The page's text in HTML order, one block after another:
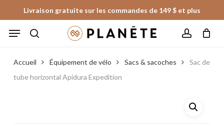
to
main
Livraison gratuite sur les commandes de 149 $ et plus
Menu
Fermer
le
panier
Accueil Équipement de vélo Sacs & sacoches
Sac de
tube horizontal Apidura Expedition